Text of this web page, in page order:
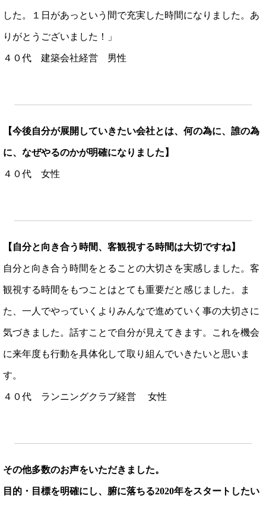
した。１日があっという間で充実した時間になりました。あ
りがとうございました！」
４０代 建築会社経営 男性
【今後自分が展開していきたい会社とは、何の為に、誰の為
に、なぜやるのかが明確になりました】
４０代 女性
【自分と向き合う時間、客観視する時間は大切ですね】
自分と向き合う時間をとることの大切さを実感しました。客
観視する時間をもつことはとても重要だと感じました。ま
た、一人でやっていくよりみんなで進めていく事の大切さに
気づきました。話すことで自分が見えてきます。これを機会
に来年度も行動を具体化して取り組んでいきたいと思いま
す。
４０代 ランニングクラブ経営 女性
その他多数のお声をいただきました。
目的・目標を明確にし、腑に落ちる2020年をスタートしたい